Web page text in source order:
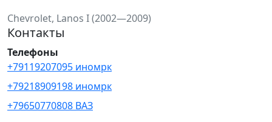
Chevrolet, Lanos I (2002—2009)
Контакты
Телефоны
+79119207095 иномрк
+79218909198 иномрк
+79650770808 ВАЗ